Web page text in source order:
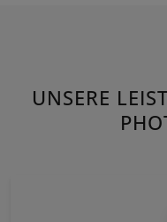
UNSERE